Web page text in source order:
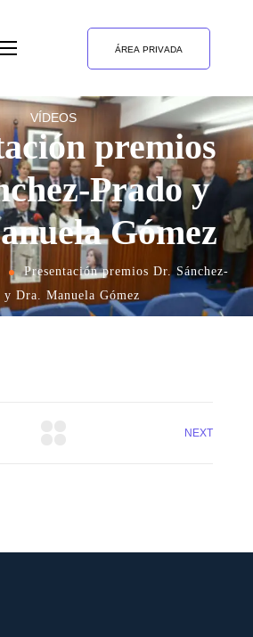
ÁREA PRIVADA
VÍDEOS
premios
Prado y
Gómez
Presentación premios Dr. Sánchez-
y Dra. Manuela Gómez
NEXT